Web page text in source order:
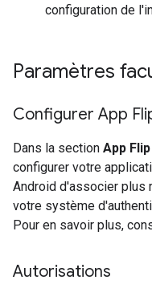
configuration de
Paramètres
Configurer App
Dans la section App
configurer votre
Android d'associer plus
votre système
Pour en savoir plus,
Autorisations